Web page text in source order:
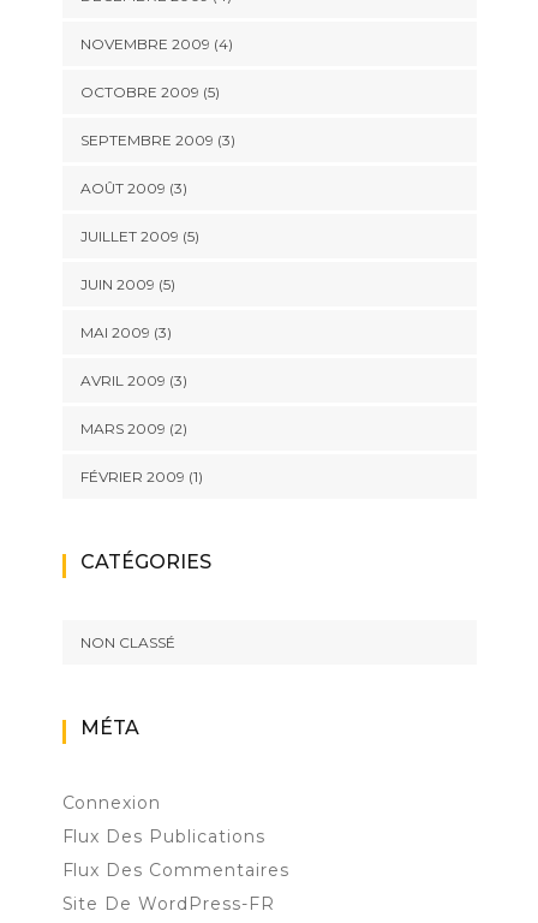
NOVEMBRE 2009 (4)
OCTOBRE 2009 (5)
SEPTEMBRE 2009 (3)
AOÛT 2009 (3)
JUILLET 2009 (5)
JUIN 2009 (5)
MAI 2009 (3)
AVRIL 2009 (3)
MARS 2009 (2)
FÉVRIER 2009 (1)
CATÉGORIES
NON CLASSÉ
MÉTA
Connexion
Flux Des Publications
Flux Des Commentaires
Site De WordPress-FR